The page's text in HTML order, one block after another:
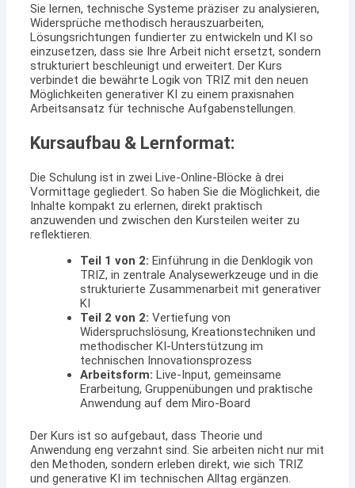
Sie lernen, technische Systeme präziser zu analysieren,
Widersprüche methodisch herauszuarbeiten,
Lösungsrichtungen fundierter zu entwickeln und KI so
einzusetzen, dass sie Ihre Arbeit nicht ersetzt, sondern
strukturiert beschleunigt und erweitert. Der Kurs
verbindet die bewährte Logik von TRIZ mit den neuen
Möglichkeiten generativer KI zu einem praxisnahen
Arbeitsansatz für technische Aufgabenstellungen.
Kursaufbau & Lernformat:
Die Schulung ist in zwei Live-Online-Blöcke à drei
Vormittage gegliedert. So haben Sie die Möglichkeit, die
Inhalte kompakt zu erlernen, direkt praktisch
anzuwenden und zwischen den Kursteilen weiter zu
reflektieren.
Teil 1 von 2: Einführung in die Denklogik von
TRIZ, in zentrale Analysewerkzeuge und in die
strukturierte Zusammenarbeit mit generativer
KI
Teil 2 von 2: Vertiefung von
Widerspruchslösung, Kreationstechniken und
methodischer KI-Unterstützung im
technischen Innovationsprozess
Arbeitsform: Live-Input, gemeinsame
Erarbeitung, Gruppenübungen und praktische
Anwendung auf dem Miro-Board
Der Kurs ist so aufgebaut, dass Theorie und
Anwendung eng verzahnt sind. Sie arbeiten nicht nur mit
den Methoden, sondern erleben direkt, wie sich TRIZ
und generative KI im technischen Alltag ergänzen.